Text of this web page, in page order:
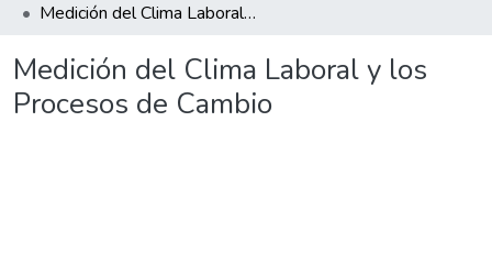
Medición del Clima Laboral y los Procesos de Cambio
Medición del Clima Laboral y los
Procesos de Cambio